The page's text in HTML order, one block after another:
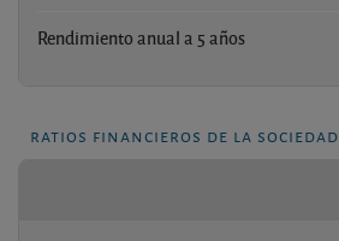
Rendimiento anual a 5 años
ratios financieros de la sociedad